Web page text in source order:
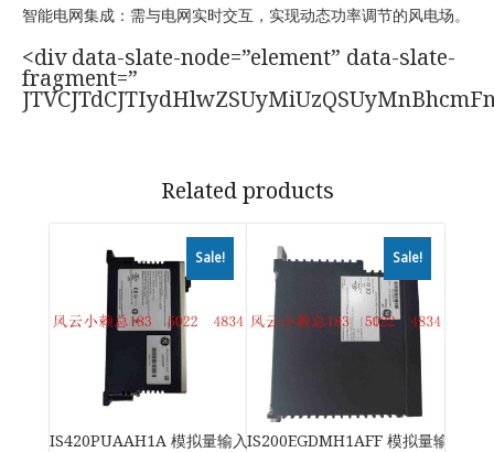
智能电网集成：需与电网实时交互，实现动态功率调节的风电场。
<div data-slate-node=”element” data-slate-
fragment=”
Related products
Sale!
IS420PUAAH1A 模拟量输入输出模块
Sale!
IS200EGDMH1AFF 模拟量输入输